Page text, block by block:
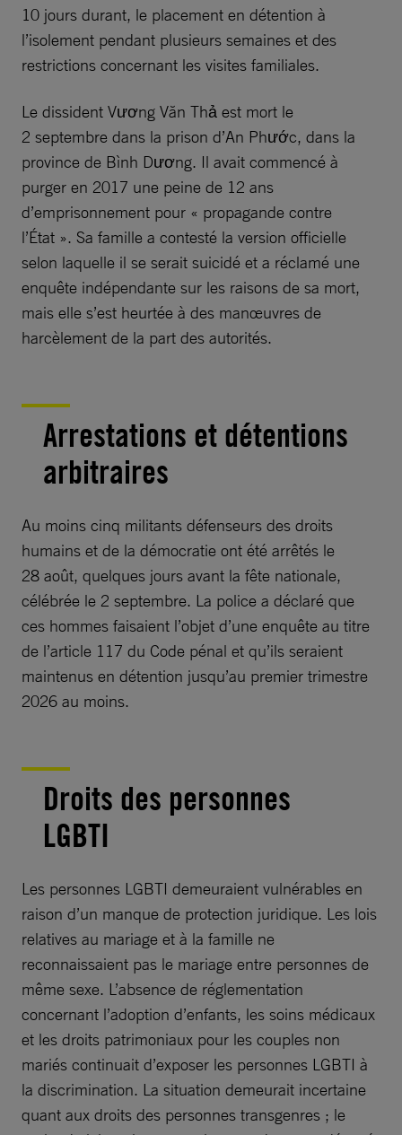
10 jours durant, le placement en détention à
l’isolement pendant plusieurs semaines et des
restrictions concernant les visites familiales.
Le dissident Vương Văn Thả est mort le
2 septembre dans la prison d’An Phước, dans la
province de Bình Dương. Il avait commencé à
purger en 2017 une peine de 12 ans
d’emprisonnement pour « propagande contre
l’État ». Sa famille a contesté la version officielle
selon laquelle il se serait suicidé et a réclamé une
enquête indépendante sur les raisons de sa mort,
mais elle s’est heurtée à des manœuvres de
harcèlement de la part des autorités.
Arrestations et détentions
arbitraires
Au moins cinq militants défenseurs des droits
humains et de la démocratie ont été arrêtés le
28 août, quelques jours avant la fête nationale,
célébrée le 2 septembre. La police a déclaré que
ces hommes faisaient l’objet d’une enquête au titre
de l’article 117 du Code pénal et qu’ils seraient
maintenus en détention jusqu’au premier trimestre
2026 au moins.
Droits des personnes
LGBTI
Les personnes LGBTI demeuraient vulnérables en
raison d’un manque de protection juridique. Les lois
relatives au mariage et à la famille ne
reconnaissaient pas le mariage entre personnes de
même sexe. L’absence de réglementation
concernant l’adoption d’enfants, les soins médicaux
et les droits patrimoniaux pour les couples non
mariés continuait d’exposer les personnes LGBTI à
la discrimination. La situation demeurait incertaine
quant aux droits des personnes transgenres ; le